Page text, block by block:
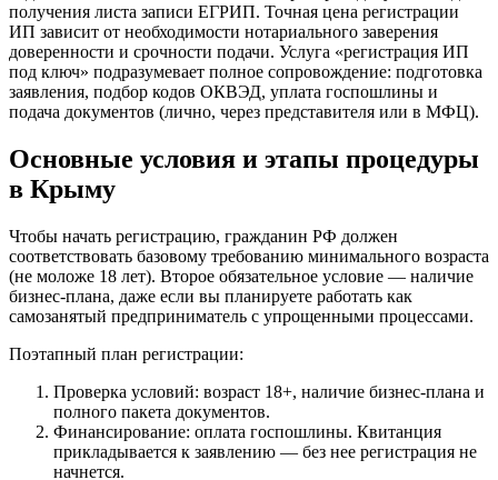
получения листа записи ЕГРИП. Точная цена регистрации
ИП зависит от необходимости нотариального заверения
доверенности и срочности подачи. Услуга «регистрация ИП
под ключ» подразумевает полное сопровождение: подготовка
заявления, подбор кодов ОКВЭД, уплата госпошлины и
подача документов (лично, через представителя или в МФЦ).
Основные условия и этапы процедуры
в Крыму
Чтобы начать регистрацию, гражданин РФ должен
соответствовать базовому требованию минимального возраста
(не моложе 18 лет). Второе обязательное условие — наличие
бизнес-плана, даже если вы планируете работать как
самозанятый предприниматель с упрощенными процессами.
Поэтапный план регистрации:
Проверка условий: возраст 18+, наличие бизнес-плана и
полного пакета документов.
Финансирование: оплата госпошлины. Квитанция
прикладывается к заявлению — без нее регистрация не
начнется.